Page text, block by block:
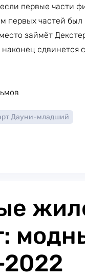
первые части
первых частей
займёт
сдвинется
Дауни-младший